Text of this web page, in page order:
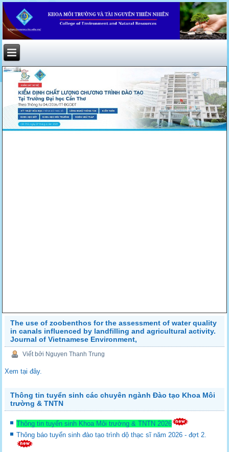
The use of zoobenthos for the assessment of water quality
in canals influenced by landfilling and agricultural activity.
Journal of Vietnamese Environment,
Viết bởi Nguyen Thanh Trung
Xem tại đây.
Thông tin tuyển sinh các chuyên ngành Đào tạo Khoa Môi
trường & TNTN
Thông tin tuyển sinh Khoa Môi trường & TNTN 2026
Thông báo tuyển sinh đào tạo trình dộ thạc sĩ năm 2026 - đợt 2.